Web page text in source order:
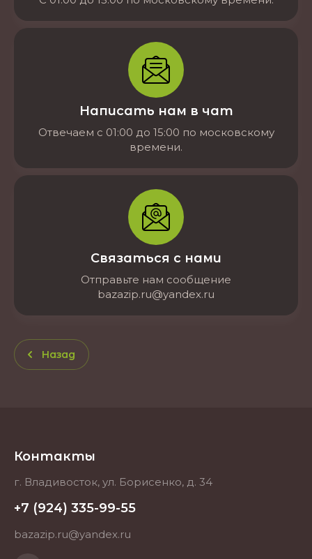
Написать нам в чат
Отвечаем с 01:00 до 15:00 по московскому
времени.
Связаться с нами
Отправьте нам сообщение
bazazip.ru@yandex.ru
Назад
Контакты
г. Владивосток, ул. Борисенко, д. 34
+7 (924) 335-99-55
bazazip.ru@yandex.ru